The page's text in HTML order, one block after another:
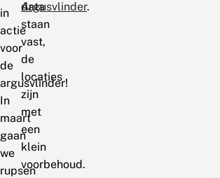
in
actie
voor
de
argusvlinder!
In
maart
gaan
we
rupsen
data
staan
vast,
de
locaties
zijn
met
een
klein
voorbehoud.
Argusvlinder.